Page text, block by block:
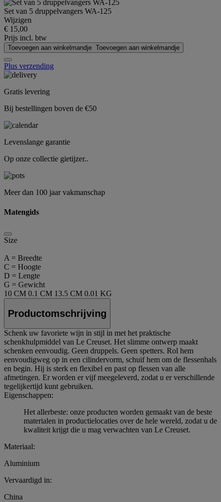
Set van 5 druppelvangers WA-125
Wijzigen
€ 15,00
Prijs incl. btw
Toevoegen aan winkelmandje Toevoegen aan winkelmandje
Plus verzending
Gratis levering
Bij bestellingen boven de €50
Levenslange garantie
Op onze collectie gietijzer..
Meer dan 100 jaar vakmanschap
Matengids
Size
A = Breedte
C = Hoogte
D = Lengte
G = Gewicht
10 CM 0.1 CM 13.5 CM 0.01 KG
Productomschrijving
Schenk uw favoriete wijn in stijl in met het praktische
schenkhulpmiddel van Le Creuset. Het slimme ontwerp maakt
schenken eenvoudig. Geen druppels. Geen spetters. Rol hem
eenvoudigweg op in een cilindervorm, schuif hem om de flessenhals
en begin. Hij is sterk en flexibel en past op flessen van alle
afmetingen. Er worden er vijf meegeleverd, zodat u er verschillende
tegelijkertijd kunt gebruiken.
Eigenschappen:
Het allerbeste: onze producten worden gemaakt van de beste
materialen in productielocaties over de hele wereld, zodat u de
kwaliteit krijgt die u mag verwachten van Le Creuset.
Materiaal:
Aluminium
Vervaardigd in:
China